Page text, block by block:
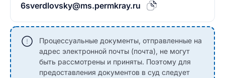
6sverdlovsky@ms.permkray.ru
Процессуальные документы, отправленные на
адрес электронной почты (почта), не могут
быть рассмотрены и приняты. Поэтому для
предоставления документов в суд следует